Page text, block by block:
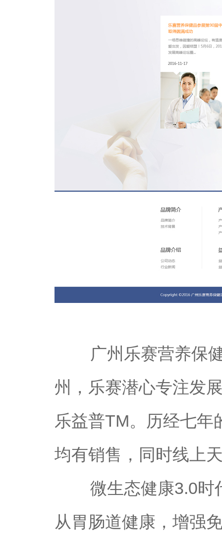
广州乐赛营养保健
州，乐赛潜心专注发
乐益普TM。历经七年
均有销售，同时线上
微生态健康3.0时代
从胃肠道健康，增强